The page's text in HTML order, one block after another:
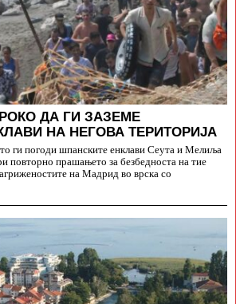
ДА ГИ ЗАЗЕМЕ
НА НЕГОВА ТЕРИТОРИЈА
ги погоди шпанските енклави Сеута и Мелиља
повторно прашањето за безбедноста на тие
на Мадрид во врска со